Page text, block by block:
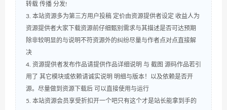
转载 传播 分发!
3. 本站资源多为第三方用户投稿 定价由资源提供者设定 收益人为
资源提供者大家下载资源前仔细甄别需求与其描述是否可达预期
除非较明显的与说明不符资源外的纠纷尽量与作者点对点直接解
决
4. 资源提供者发布作品请提供作品详细说明 与 截图 源码作品若引
用了 其它模块或依赖请诚实说明 明细与版本！以及依赖是否开
源。尽量做到资源下载后 可以直接使用与运行
5. 本站资源会员享受折扣开一个吧只有这个才是站长能拿到手的